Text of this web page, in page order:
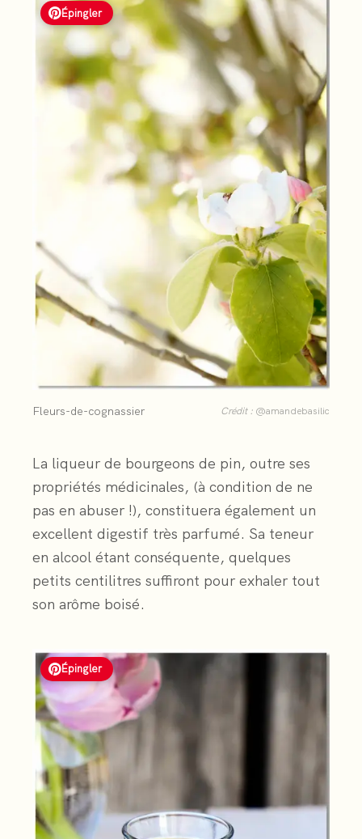
Épingler
Fleurs-de-cognassier Crédit : @amandebasilic
La liqueur de bourgeons de pin, outre ses
propriétés médicinales, (à condition de ne
pas en abuser !), constituera également un
excellent digestif très parfumé. Sa teneur
en alcool étant conséquente, quelques
petits centilitres suffiront pour exhaler tout
son arôme boisé.
Épingler